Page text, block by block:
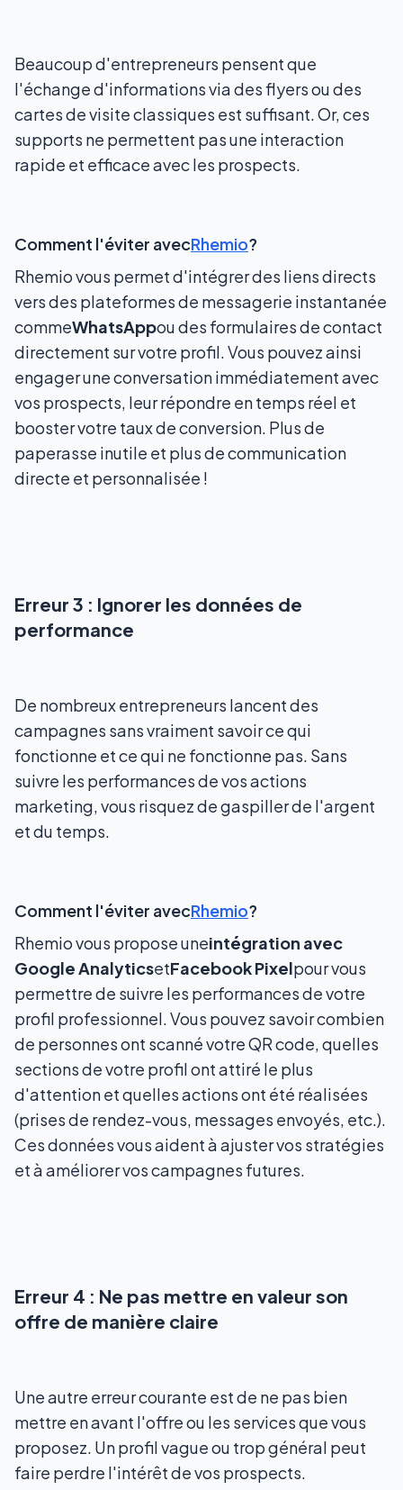
Beaucoup d'entrepreneurs pensent que
l'échange d'informations via des flyers ou des
cartes de visite classiques est suffisant. Or, ces
supports ne permettent pas une interaction
rapide et efficace avec les prospects.
Comment l'éviter avecRhemio?
Rhemio vous permet d'intégrer des liens directs
vers des plateformes de messagerie instantanée
commeWhatsAppou des formulaires de contact
directement sur votre profil. Vous pouvez ainsi
engager une conversation immédiatement avec
vos prospects, leur répondre en temps réel et
booster votre taux de conversion. Plus de
paperasse inutile et plus de communication
directe et personnalisée !
Erreur 3 : Ignorer les données de
performance
De nombreux entrepreneurs lancent des
campagnes sans vraiment savoir ce qui
fonctionne et ce qui ne fonctionne pas. Sans
suivre les performances de vos actions
marketing, vous risquez de gaspiller de l'argent
et du temps.
Comment l'éviter avecRhemio?
Rhemio vous propose uneintégration avec
Google AnalyticsetFacebook Pixelpour vous
permettre de suivre les performances de votre
profil professionnel. Vous pouvez savoir combien
de personnes ont scanné votre QR code, quelles
sections de votre profil ont attiré le plus
d'attention et quelles actions ont été réalisées
(prises de rendez-vous, messages envoyés, etc.).
Ces données vous aident à ajuster vos stratégies
et à améliorer vos campagnes futures.
Erreur 4 : Ne pas mettre en valeur son
offre de manière claire
Une autre erreur courante est de ne pas bien
mettre en avant l'offre ou les services que vous
proposez. Un profil vague ou trop général peut
faire perdre l'intérêt de vos prospects.